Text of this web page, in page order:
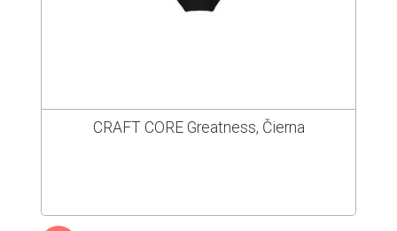
CRAFT CORE Greatness, Čierna